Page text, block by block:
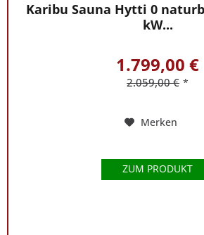
Karibu Sauna Hytti 0
kW...
1.799,00 €
2.059,00 € *
Merken
ZUM PRODUKT